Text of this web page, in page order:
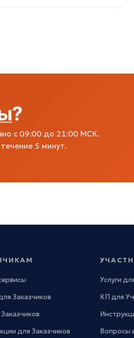
?
с 09:00 до 21:00 МСК.
5 минут.
Заказчиков
для Заказчиков
Услуги
КП для
Вопросы